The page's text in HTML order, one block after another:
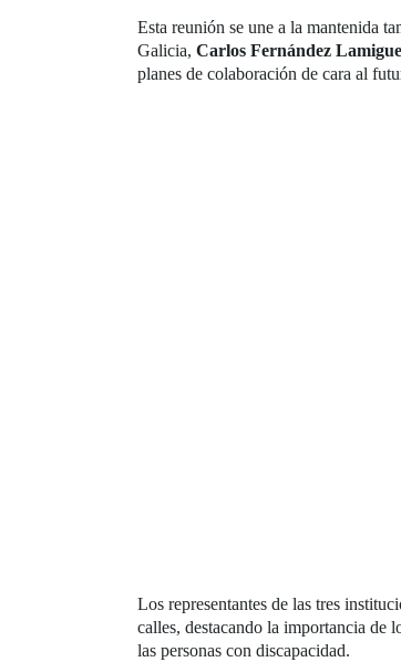
Esta reunión se une a la mantenida
Galicia, Carlos Fernández
planes de colaboración de cara al
Los representantes de las tres
calles, destacando la importancia de
las personas con discapacidad.